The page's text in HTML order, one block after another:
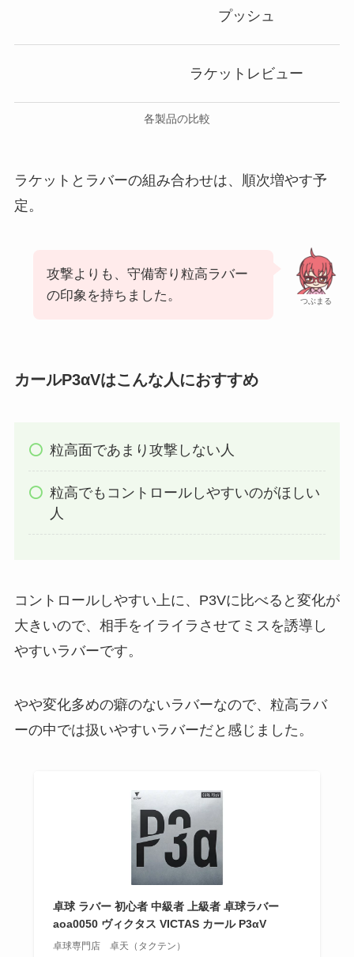
プッシュ
ラケットレビュー
各製品の比較
ラケットとラバーの組み合わせは、順次増やす予
定。
つぶまる
攻撃よりも、守備寄り粒高ラバー
の印象を持ちました。
カールP3αVはこんな人におすすめ
粒高面であまり攻撃しない人
粒高でもコントロールしやすいのがほしい
人
コントロールしやすい上に、P3Vに比べると変化が
大きいので、相手をイライラさせてミスを誘導し
やすいラバーです。
やや変化多めの癖のないラバーなので、粒高ラバ
ーの中では扱いやすいラバーだと感じました。
卓球 ラバー 初心者 中級者 上級者 卓球ラバー
aoa0050 ヴィクタス VICTAS カール P3αV
卓球専門店 卓天（タクテン）